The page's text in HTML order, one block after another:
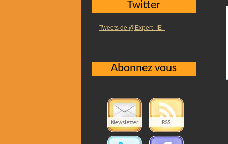
Twitter
Tweets de @Expert_IE_
Abonnez vous